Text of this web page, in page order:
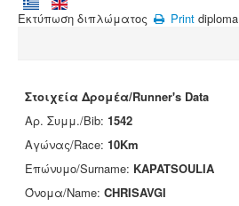
Εκτύπωση διπλώματος Print diploma
Στοιχεία Δρομέα/Runner's Data
Αρ. Συμμ./Bib: 1542
Αγώνας/Race: 10Km
Επώνυμο/Surname: KAPATSOULIA
Όνομα/Name: CHRISAVGI